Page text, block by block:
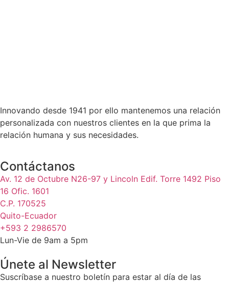
Innovando desde 1941 por ello mantenemos una relación
personalizada con nuestros clientes en la que prima la
relación humana y sus necesidades.
Contáctanos
Av. 12 de Octubre N26-97 y Lincoln Edif. Torre 1492 Piso
16 Ofic. 1601
C.P. 170525
Quito-Ecuador
+593 2 2986570
Lun-Vie de 9am a 5pm
Únete al Newsletter
Suscríbase a nuestro boletín para estar al día de las